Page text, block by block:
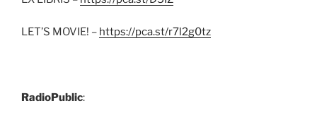
LET’S MOVIE! – https://pca.st/r7l2g0tz
RadioPublic: